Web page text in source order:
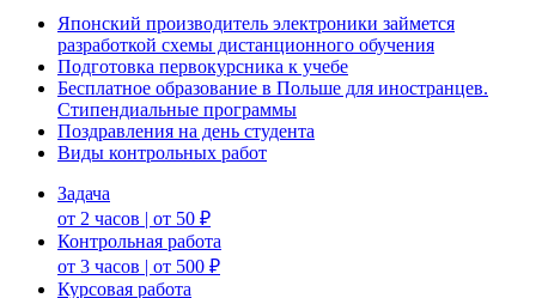
Японский производитель электроники займется
разработкой схемы дистанционного обучения
Подготовка первокурсника к учебе
Бесплатное образование в Польше для иностранцев.
Стипендиальные программы
Поздравления на день студента
Виды контрольных работ
Задача
от 2 часов | от 50 ₽
Контрольная работа
от 3 часов | от 500 ₽
Курсовая работа